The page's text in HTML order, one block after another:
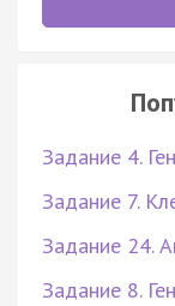
Задание 4.
Задание 7.
Задание 24.
Задание 8.